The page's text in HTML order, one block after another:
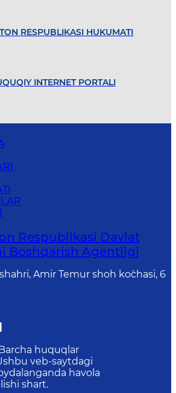
RESPUBLIKASI HUKUMATI
INTERNET PORTALI
Respublikasi Davlat
Boshqarish Agentligi
Amir Temur shoh ko`chasi, 6
Barcha huquqlar
veb-saytdagi
havola
shart.